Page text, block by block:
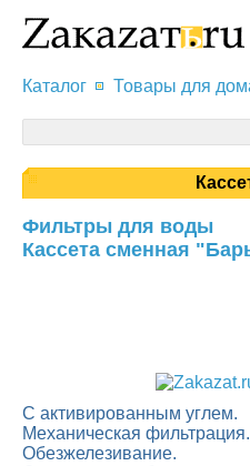
Каталог Товары для
Фильтры для воды
Кассета сменная
С активированным углем.
Механическая фильтрация.
Обезжелезивание.